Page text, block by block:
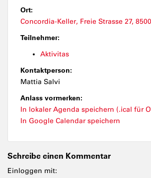
Ort:
Concordia-Keller, Freie Strasse 27,
Teilnehmer:
Aktivitas
Kontaktperson:
Mattia Salvi
Anlass vormerken:
In lokaler Agenda speichern (.ical für
In Google Calendar speichern
Schreibe einen Kommentar
Einloggen mit: